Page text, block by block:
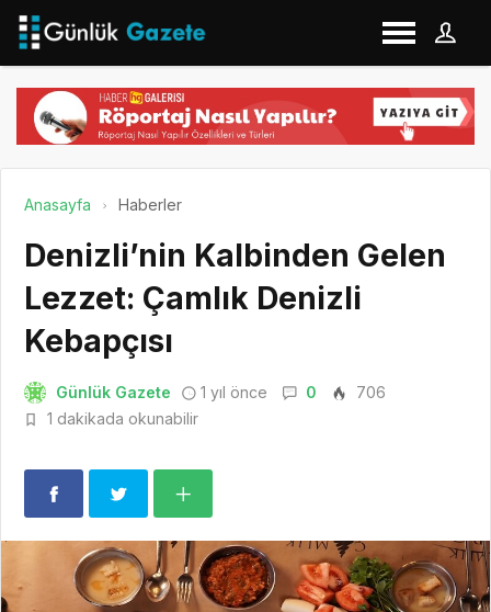
Anasayfa Haberler
Denizli’nin Kalbinden Gelen
Lezzet: Çamlık Denizli
Kebapçısı
Günlük Gazete 1 yıl önce 0
706
1 dakikada okunabilir